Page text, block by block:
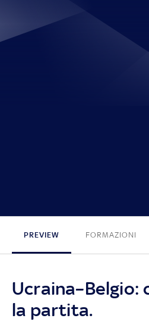
PREVIEW FORMAZIONI
Ucraina–Belgio:
la partita.